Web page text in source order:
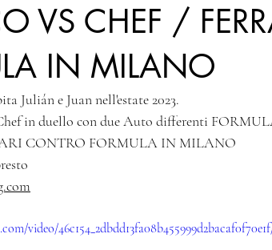
VS CHEF /
IN MILANO
Julián e Juan nell'estate 2023.
in duello con due Auto differenti
CONTRO FORMULA IN MILANO
video/